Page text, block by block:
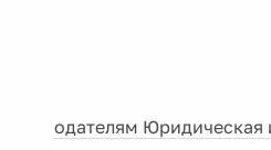
Рекламодателям Юридическая